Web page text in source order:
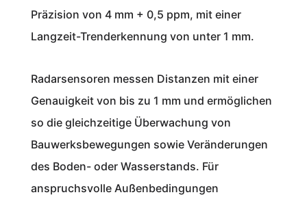
Präzision von 4 mm + 0,5 ppm, mit einer
Langzeit-Trend­erkennung von unter 1 mm.
Radarsensoren messen Distanzen mit einer
Genauigkeit von bis zu 1 mm und ermöglichen
so die gleichzeitige Überwachung von
Bauwerksbewegungen sowie Veränderungen
des Boden- oder Wasserstands. Für
anspruchsvolle Außenbedingungen